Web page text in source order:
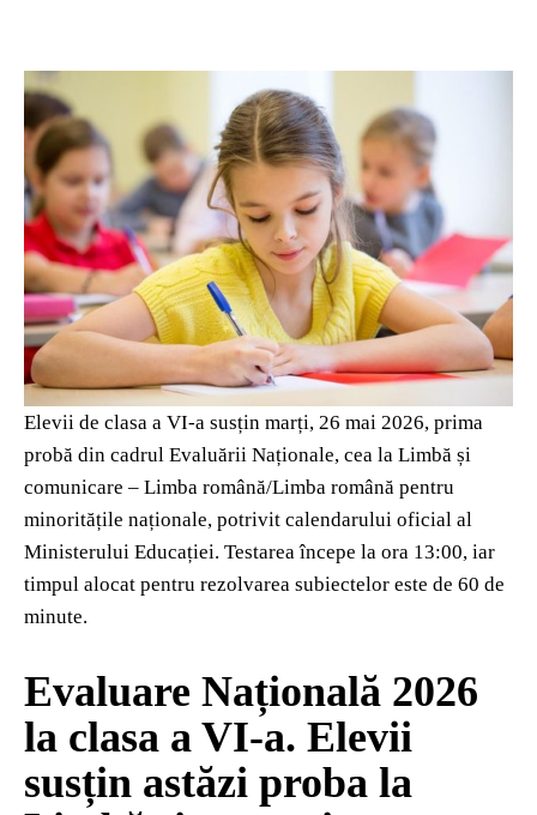
Elevii de clasa a VI-a susțin marți, 26 mai 2026, prima
probă din cadrul Evaluării Naționale, cea la Limbă și
comunicare – Limba română/Limba română pentru
minoritățile naționale, potrivit calendarului oficial al
Ministerului Educației. Testarea începe la ora 13:00, iar
timpul alocat pentru rezolvarea subiectelor este de 60 de
minute.
Evaluare Națională 2026
la clasa a VI-a. Elevii
susțin astăzi proba la